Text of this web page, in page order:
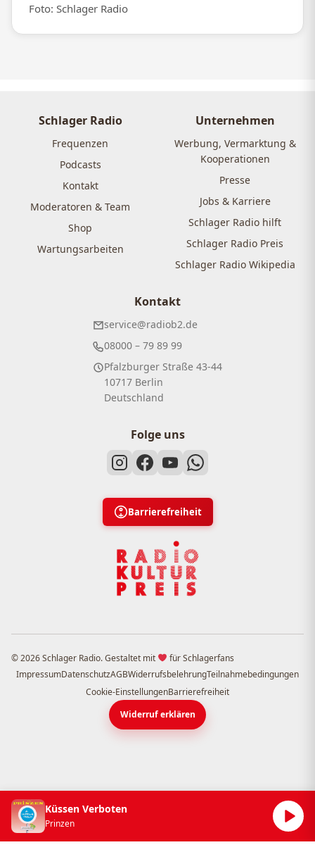
Foto: Schlager Radio
Schlager Radio
Frequenzen
Podcasts
Kontakt
Moderatoren & Team
Shop
Wartungsarbeiten
Unternehmen
Werbung, Vermarktung &
Kooperationen
Presse
Jobs & Karriere
Schlager Radio hilft
Schlager Radio Preis
Schlager Radio Wikipedia
Kontakt
service@radiob2.de
08000 – 79 89 99
Pfalzburger Straße 43-44
10717 Berlin
Deutschland
Folge uns
Barrierefreiheit
© 2026 Schlager Radio. Gestaltet mit
für Schlagerfans
ImpressumDatenschutzAGBWiderrufsbelehrungTeilnahmebedingungen
Cookie-EinstellungenBarrierefreiheit
Widerruf erklären
Küssen Verboten
Prinzen